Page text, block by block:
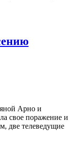
Арно и
свое поражение и
две телеведущие